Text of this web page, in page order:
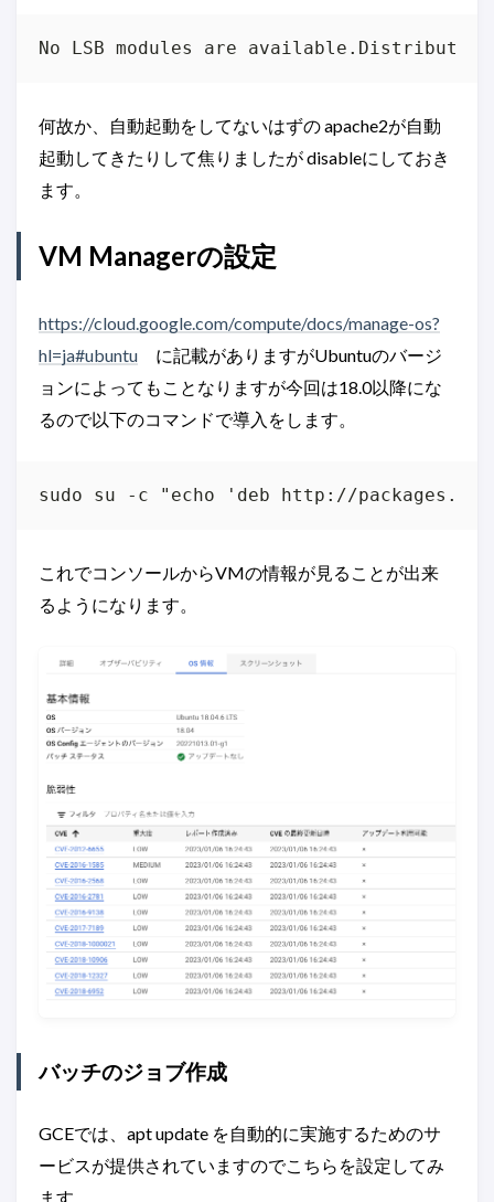
何故か、自動起動をしてないはずの apache2が自動
起動してきたりして焦りましたが disableにしておき
ます。
VM Managerの設定
https://cloud.google.com/compute/docs/manage-os?
hl=ja#ubuntu に記載がありますがUbuntuのバージ
ョンによってもことなりますが今回は18.0以降にな
るので以下のコマンドで導入をします。
これでコンソールからVMの情報が見ることが出来
るようになります。
バッチのジョブ作成
GCEでは、apt update を自動的に実施するためのサ
ービスが提供されていますのでこちらを設定してみ
ます。